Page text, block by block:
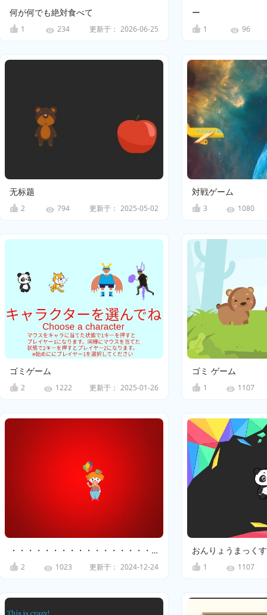
何が何でも絶対食べて
1 234 更新于： 2026-06-25
ー
1 96
无标题
2 794 更新于： 2025-05-02
対戦ゲーム
3 1080
ゴミゲーム
2 1222 更新于： 2025-01-26
ゴミ ゲーム
1 1107
・・・・・・・・・・・・・・・・・・・・・・・・・・・・・・・・・・・・・・・
2 1023 更新于： 2024-12-24
おんりょうまっく
1 1107